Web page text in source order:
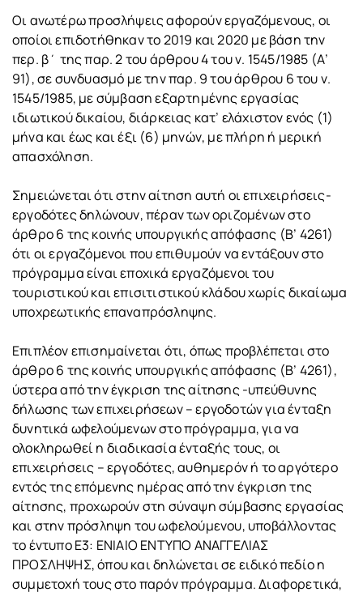
Οι ανωτέρω προσλήψεις αφορούν εργαζόμενους, οι
οποίοι επιδοτήθηκαν το 2019 και 2020 με βάση την
περ. β΄ της παρ. 2 του άρθρου 4 του ν. 1545/1985 (Α’
91), σε συνδυασμό με την παρ. 9 του άρθρου 6 του ν.
1545/1985, με σύμβαση εξαρτημένης εργασίας
ιδιωτικού δικαίου, διάρκειας κατ’ ελάχιστον ενός (1)
μήνα και έως και έξι (6) μηνών, με πλήρη ή μερική
απασχόληση.
Σημειώνεται ότι στην αίτηση αυτή οι επιχειρήσεις-
εργοδότες δηλώνουν, πέραν των οριζομένων στο
άρθρο 6 της κοινής υπουργικής απόφασης (Β’ 4261)
ότι οι εργαζόμενοι που επιθυμούν να εντάξουν στο
πρόγραμμα είναι εποχικά εργαζόμενοι του
τουριστικού και επισιτιστικού κλάδου χωρίς δικαίωμα
υποχρεωτικής επαναπρόσληψης.
Επιπλέον επισημαίνεται ότι, όπως προβλέπεται στο
άρθρο 6 της κοινής υπουργικής απόφασης (Β’ 4261),
ύστερα από την έγκριση της αίτησης -υπεύθυνης
δήλωσης των επιχειρήσεων – εργοδοτών για ένταξη
δυνητικά ωφελούμενων στο πρόγραμμα, για να
ολοκληρωθεί η διαδικασία ένταξής τους, οι
επιχειρήσεις – εργοδότες, αυθημερόν ή το αργότερο
εντός της επόμενης ημέρας από την έγκριση της
αίτησης, προχωρούν στη σύναψη σύμβασης εργασίας
και στην πρόσληψη του ωφελούμενου, υποβάλλοντας
το έντυπο Ε3: ΕΝΙΑΙΟ ΕΝΤΥΠΟ ΑΝΑΓΓΕΛΙΑΣ
ΠΡΟΣΛΗΨΗΣ, όπου και δηλώνεται σε ειδικό πεδίο η
συμμετοχή τους στο παρόν πρόγραμμα. Διαφορετικά,